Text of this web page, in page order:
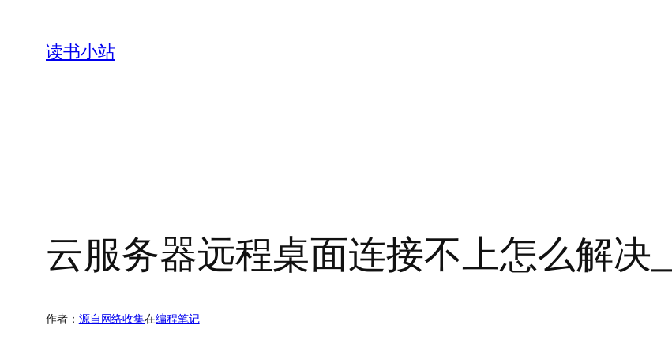
读书小站
云服务器远程桌面连接不上怎么解决
作者： 源自网络收集在编程笔记